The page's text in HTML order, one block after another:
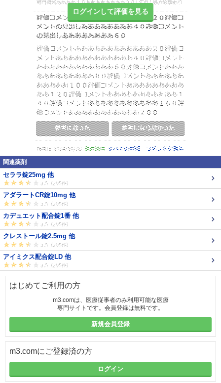
ログインして評価を見る
関連薬剤
セララ錠25mg 他
アダラートCR錠10mg 他
カデュエット配合錠1番 他
クレストール錠2.5mg 他
アイミクス配合錠LD 他
はじめてご利用の方
m3.comは、医療従事者のみ利用可能な医療
専門サイトです。会員登録は無料です。
新規会員登録
m3.comにご登録済の方
ログイン